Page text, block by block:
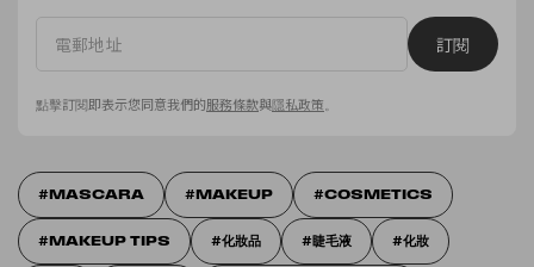
訂閱
點擊訂閱即表示您同意我們的服務條款與隱私政策
MASCARA MAKEUP COSMETICS
MAKEUP TIPS 化妝品 睫毛液 化妝